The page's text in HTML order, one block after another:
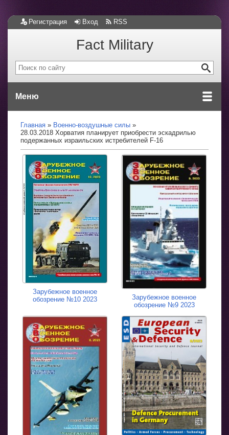
Регистрация Вход RSS
Fact Military
Меню
Главная
Военно-воздушные силы
28.03.2018 Хорватия планирует приобрести эскадрилью
подержанных израильских истребителей F-16
Зарубежное военное
обозрение №10 2023
Зарубежное военное
обозрение №9 2023